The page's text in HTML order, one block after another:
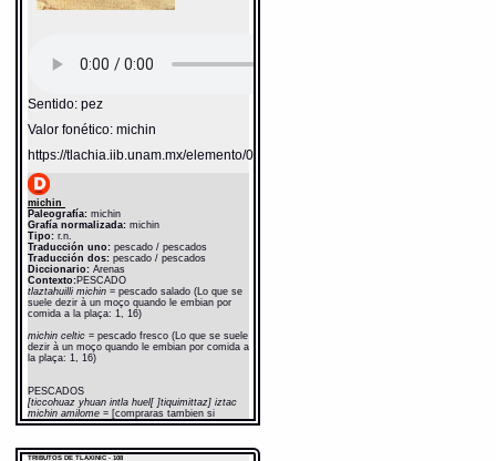
Sentido: pez
Valor fonético: michin
https://tlachia.iib.unam.mx/elemento/02.03.05
michin
Paleografía:michin
Grafía normalizada:michin
Tipo:r.n.
Traducción uno:pescado / pescados
Traducción dos:pescado / pescados
Diccionario: Arenas
Contexto:PESCADO
tlaztahuilli michin = pescado salado (Lo que se
suele dezir à un moço quando le embian por
comida a la plaça: 1, 16)
michin celtic = pescado fresco (Lo que se suele
dezir à un moço quando le embian por comida a
la plaça: 1, 16)
PESCADOS
[ticcohuaz yhuan intla huel[ ]tiquimittaz] iztac
michin amilome = [compraras tambien si
hallaredes] pescados blancos (Lo que se suele
la plaça: 1, 17)
TRIBUTOS DE TLAXINIC - 108